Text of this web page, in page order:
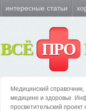
интересные статьи
ВСЁ ПРО
Медицинский
медицине и здоровье.
просветительский